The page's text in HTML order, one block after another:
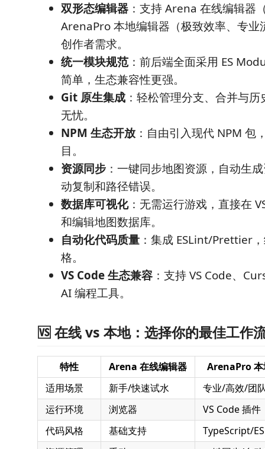
双形态编辑器 ：支持 Arena 在线编辑器
ArenaPro 本地编辑器（极致效率、专业
创作者需求。
统一模块规范：前后端全面采用 ES
简单，生态兼容性更强。
Git 原生集成 ：轻松管理分支、合并与
无忧。
NPM 生态开放 ：自由引入现代 NPM 包
目。
资源同步 ：一键同步地图资源，自动生
动复制和路径错误。
数据库可视化：无需运行游戏，直接在
和编辑地图数据库。
自动化代码质量 ：集成 ESLint/Prettier
格。
VS Code 生态兼容 ：支持 VS Code、
AI 编程工具。
🆚 在线 vs 本地：选择你的最佳工作
特性 Arena 在线编辑器
ArenaPro 本
适用场景
新手/快速试水
专业/高效/团
运行环境
浏览器
VS Code 插件
代码风格
基础支持
TypeScript/